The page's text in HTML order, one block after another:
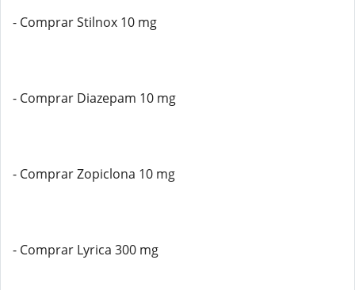
- Comprar Stilnox 10 mg
- Comprar Diazepam 10 mg
- Comprar Zopiclona 10 mg
- Comprar Lyrica 300 mg